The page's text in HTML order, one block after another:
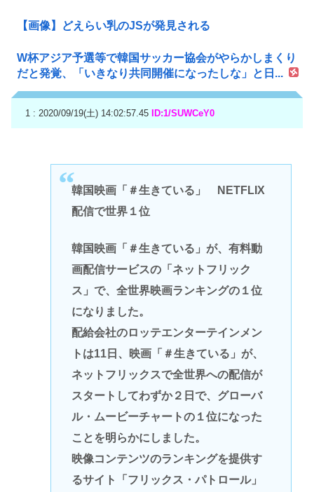
【画像】どえらい乳のJSが発見される
W杯アジア予選等で韓国サッカー協会がやらかしまくり
だと発覚、「いきなり共同開催になったしな」と日...
1 : 2020/09/19(土) 14:02:57.45 ID:1/SUWCeY0
韓国映画「＃生きている」 NETFLIX
配信で世界１位
韓国映画「＃生きている」が、有料動
画配信サービスの「ネットフリック
ス」で、全世界映画ランキングの１位
になりました。
配給会社のロッテエンターテインメン
トは11日、映画「＃生きている」が、
ネットフリックスで全世界への配信が
スタートしてわずか２日で、グローバ
ル・ムービーチャートの１位になった
ことを明らかにしました。
映像コンテンツのランキングを提供す
るサイト「フリックス・パトロール」